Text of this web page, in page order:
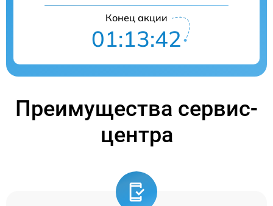
Конец акции
01:13:41
Преимущества сервис-
центра